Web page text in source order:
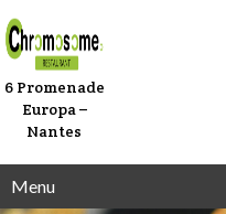
6 Promenade
Europa –
Nantes
Menu